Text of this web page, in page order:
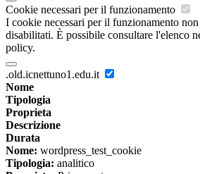
Cookie necessari per il funzionamento
I cookie necessari per il funzionamento non
disabilitati. È possibile consultare l'elenco
policy.
.old.icnettuno1.edu.it
Nome
Tipologia
Proprieta
Descrizione
Durata
Nome: wordpress_test_cookie
Tipologia: analitico